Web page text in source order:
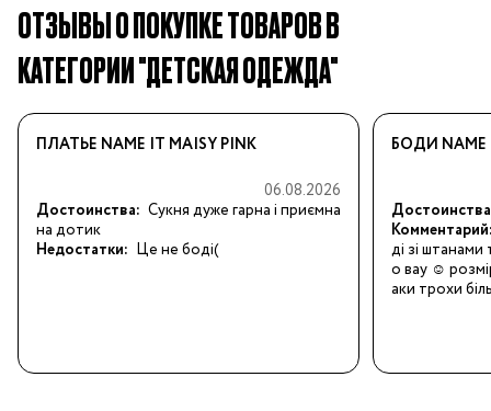
ОТЗЫВЫ О ПОКУПКЕ ТОВАРОВ В
КАТЕГОРИИ "ДЕТСКАЯ ОДЕЖДА"
ПЛАТЬЕ NAME IT MAISY PINK
06.08.2026
Достоинства: Сукня дуже гарна і приємна
на дотик
Недостатки: Це не боді(
БОДИ NAME
ді зі
о вау ☺️
аки трохи